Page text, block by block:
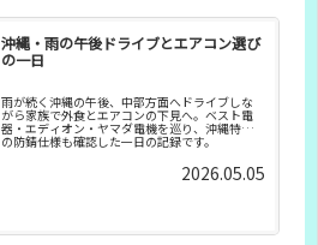
沖縄・雨の午後ドライブとエアコン選び
の一日
雨が続く沖縄の午後、中部方面へドライブしな
がら家族で外食とエアコンの下見へ。ベスト電
器・エディオン・ヤマダ電機を巡り、沖縄特有
の防錆仕様も確認した一日の記録です。
2026.05.05